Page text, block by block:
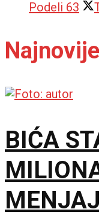
Podeli 63
Najnovije
BIĆA